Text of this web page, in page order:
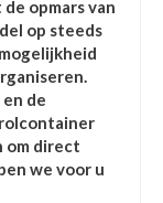
opmars van
op steeds
de
om direct
we voor u